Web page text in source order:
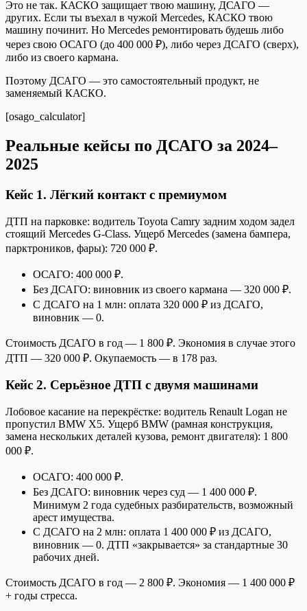
Это не так. КАСКО защищает твою машину, ДСАГО —
других. Если ты въехал в чужой Mercedes, КАСКО твою
машину починит. Но Mercedes ремонтировать будешь либо
через свою ОСАГО (до 400 000 ₽), либо через ДСАГО (сверх),
либо из своего кармана.
Поэтому ДСАГО — это самостоятельный продукт, не
заменяемый КАСКО.
[osago_calculator]
Реальные кейсы по ДСАГО за 2024–
2025
Кейс 1. Лёгкий контакт с премиумом
ДТП на парковке: водитель Toyota Camry задним ходом задел
стоящий Mercedes G-Class. Ущерб Mercedes (замена бампера,
парктроников, фары): 720 000 ₽.
ОСАГО: 400 000 ₽.
Без ДСАГО: виновник из своего кармана — 320 000 ₽.
С ДСАГО на 1 млн: оплата 320 000 ₽ из ДСАГО,
виновник — 0.
Стоимость ДСАГО в год — 1 800 ₽. Экономия в случае этого
ДТП — 320 000 ₽. Окупаемость — в 178 раз.
Кейс 2. Серьёзное ДТП с двумя машинами
Лобовое касание на перекрёстке: водитель Renault Logan не
пропустил BMW X5. Ущерб BMW (рамная конструкция,
замена нескольких деталей кузова, ремонт двигателя): 1 800
000 ₽.
ОСАГО: 400 000 ₽.
Без ДСАГО: виновник через суд — 1 400 000 ₽.
Минимум 2 года судебных разбирательств, возможный
арест имущества.
С ДСАГО на 2 млн: оплата 1 400 000 ₽ из ДСАГО,
виновник — 0. ДТП «закрывается» за стандартные 30
рабочих дней.
Стоимость ДСАГО в год — 2 800 ₽. Экономия — 1 400 000 ₽
+ годы стресса.